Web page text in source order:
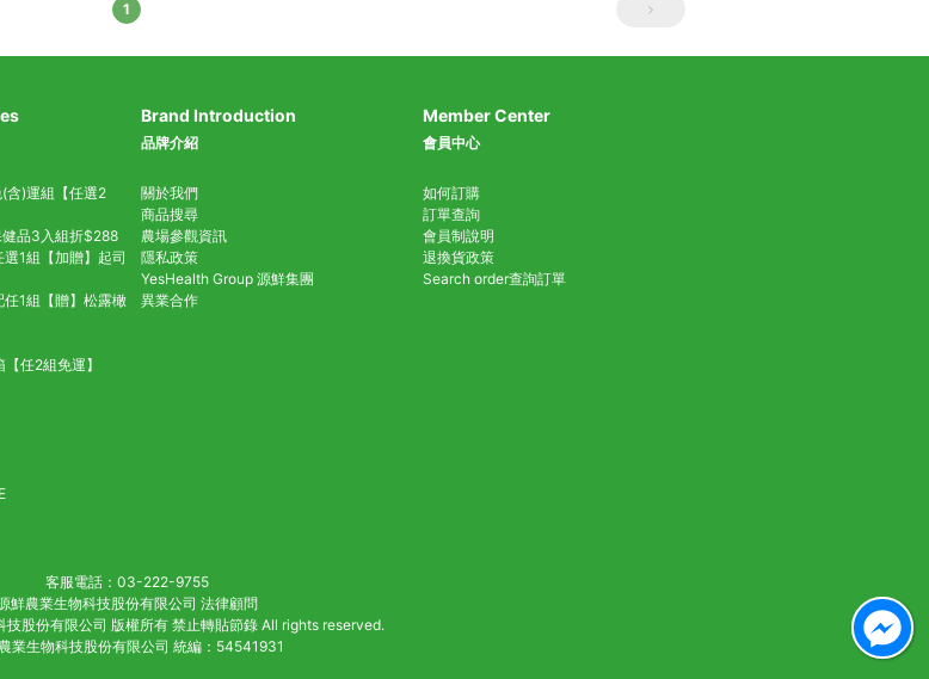
1
(含)運組【任選2
健品3入組折$288
選1組【加贈】起司
任1組【贈】松露橄
【任2組免運】
Brand Introduction
品牌介紹
關於我們
商品搜尋
農場參觀資訊
隱私政策
YesHealth Group 源鮮集團
異業合作
Member Center
會員中心
如何訂購
訂單查詢
會員制說明
退換貨政策
Search order查詢訂單
客服電話
03-222-9755
鮮農業生物科技股份有限公司 法律顧問
技股份有限公司 版權所有 禁止轉貼節錄 All rights reserved.
業生物科技股份有限公司 統編：54541931